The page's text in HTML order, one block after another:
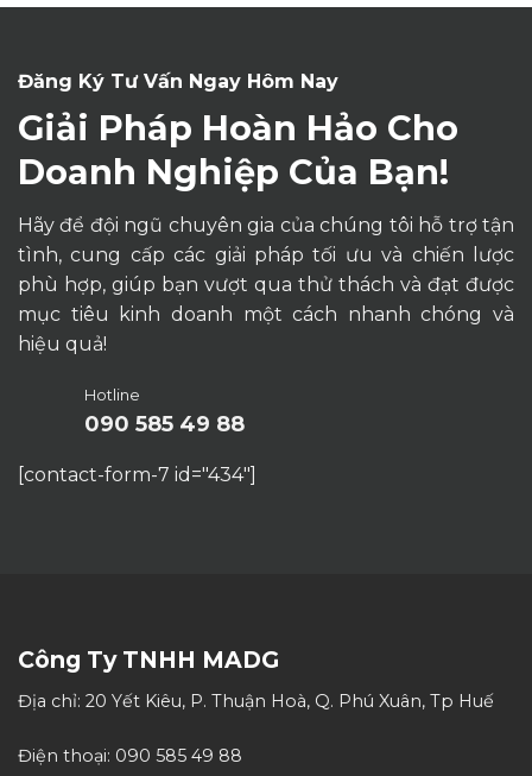
Đăng Ký Tư Vấn Ngay Hôm Nay
Giải Pháp Hoàn Hảo Cho
Doanh Nghiệp Của Bạn!
Hãy để đội ngũ chuyên gia của chúng tôi hỗ trợ tận
tình, cung cấp các giải pháp tối ưu và chiến lược
phù hợp, giúp bạn vượt qua thử thách và đạt được
mục tiêu kinh doanh một cách nhanh chóng và
hiệu quả!
Hotline
090 585 49 88
[contact-form-7 id="434"]
Công Ty TNHH MADG
Địa chỉ: 20 Yết Kiêu, P. Thuận Hoà, Q. Phú Xuân, Tp Huế
Điện thoại: 090 585 49 88